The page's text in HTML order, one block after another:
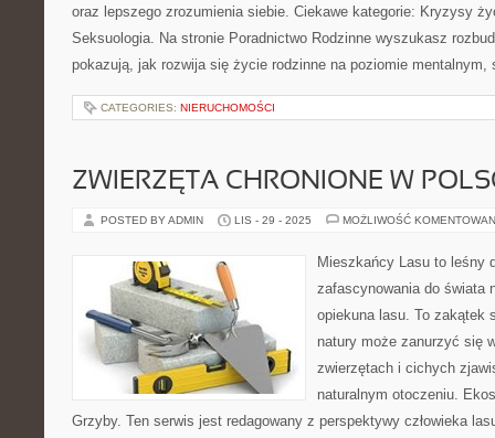
oraz lepszego zrozumienia siebie. Ciekawe kategorie: Kryzysy
Seksuologia. Na stronie Poradnictwo Rodzinne wyszukasz
pokazują, jak rozwija się życie rodzinne na poziomie mentalnym,
CATEGORIES: NIERUCHOMOŚCI
ZWIERZĘTA CHRONIONE W
POSTED BY ADMIN LIS - 29 - 2025 MOŻLIWOŚĆ
Mieszkańcy Lasu to leśny
zafascynowania do świata
opiekuna lasu. To zakątek
natury może zanurzyć się
zwierzętach i cichych
naturalnym otoczeniu.
Grzyby. Ten serwis jest redagowany z perspektywy człowieka